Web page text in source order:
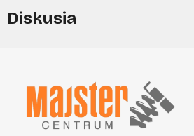
Diskusia